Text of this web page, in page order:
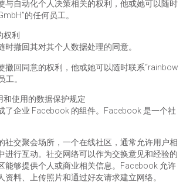
与自动化个人决策相关的权利，他或她可以随时
的任何员工。
利
时撤回其对其个人数据处理的同意。
撤回同意的权利，他或她可以随时联系“rainbow
工。
和使用的数据保护规定
了企业 Facebook 的组件。Facebook 是一个社
社交聚会场所，一个在线社区，通常允许用户相
进行互动。社交网络可以作为交换意见和经验的
能够提供个人或商业相关信息。Facebook 允许
资料、上传照片和通过好友请求建立网络。